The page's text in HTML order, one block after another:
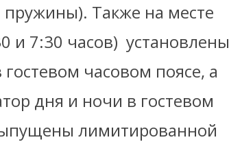
пружины). Также на месте
и 7:30 часов) установлены
часовом поясе, а
дня и ночи в гостевом
лимитированной